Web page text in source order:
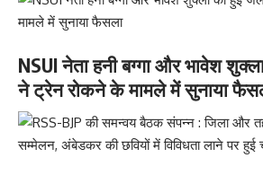
NSUI नेता हनी बग्गा और भावेश
ने ट्रेन रोकने के मामले में सुनाया